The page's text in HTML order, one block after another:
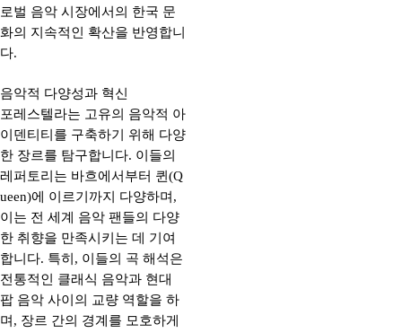
로벌 음악 시장에서의 한국 문
화의 지속적인 확산을 반영합니
다.
음악적 다양성과 혁신
포레스텔라는 고유의 음악적 아
이덴티티를 구축하기 위해 다양
한 장르를 탐구합니다. 이들의
레퍼토리는 바흐에서부터 퀸(Q
ueen)에 이르기까지 다양하며,
이는 전 세계 음악 팬들의 다양
한 취향을 만족시키는 데 기여
합니다. 특히, 이들의 곡 해석은
전통적인 클래식 음악과 현대
팝 음악 사이의 교량 역할을 하
며, 장르 간의 경계를 모호하게